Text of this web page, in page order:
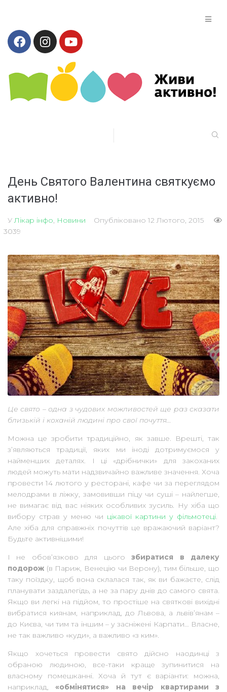
День Святого Валентина святкуємо
активно!
У Лікар інфо Новини Опубліковано 12 Лютого, 2015
3039
Це свято – одна з чудових можливостей ще раз сказати
близькій і коханій людині про свої почуття…
Можна це зробити традиційно, як завше. Врешті, так
з’являються традиції, яких ми іноді дотримуємося у
найменших деталях. І ці «дрібнички» для закоханих
людей можуть мати надзвичайно важливе значення. Хоча
провести 14 лютого у ресторані, кафе чи за переглядом
мелодрами в ліжку, замовивши піцу чи суші – найлегше,
не вимагає від вас ніяких особливих зусиль. Ну хіба що
вибору страв у меню чи цікавої картини у фільмотеці
Але хіба для справжніх почуттів це вражаючий варіант?
Будьте активнішими!
І не обов’язково для цьогозбиратися в далеку
подорож (в Париж, Венецію чи Верону), тим більше, що
таку поїздку, щоб вона склалася так, як ви бажаєте, слід
планувати заздалегідь, а не за пару днів до самого свята.
Якщо ви легкі на підйом, то простіше на святкові вихідні
вибратися киянам, наприклад, до Львова, а львів’янам –
до Києва, чи тим та іншим – у засніжені Карпати… Власне,
не так важливо «куди», а важливо «з ким».
Якщо хочеться провести свято дійсно наодинці з
обраною людиною, все-таки краще зупинитися на
власному помешканні. Хоча й тут є варіанти: можна,
наприклад, «обмінятися» на вечір квартирами з